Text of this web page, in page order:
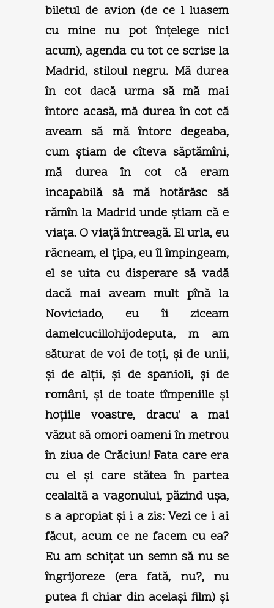
biletul de avion (de ce l luasem
cu mine nu pot înţelege nici
acum), agenda cu tot ce scrise la
Madrid, stiloul negru. Mă durea
în cot dacă urma să mă mai
întorc acasă, mă durea în cot că
aveam să mă întorc degeaba,
cum ştiam de cîteva săptămîni,
mă durea în cot că eram
incapabilă să mă hotărăsc să
rămîn la Madrid unde ştiam că e
viaţa. O viaţă întreagă. El urla, eu
răcneam, el ţipa, eu îl împingeam,
el se uita cu disperare să vadă
dacă mai aveam mult pînă la
Noviciado, eu îi ziceam
damelcucillohijodeputa, m am
săturat de voi de toţi, şi de unii,
şi de alţii, şi de spanioli, şi de
români, şi de toate tîmpeniile şi
hoţiile voastre, dracu’ a mai
văzut să omori oameni în metrou
în ziua de Crăciun! Fata care era
cu el şi care stătea în partea
cealaltă a vagonului, păzind uşa,
s a apropiat şi i a zis: Vezi ce i ai
făcut, acum ce ne facem cu ea?
Eu am schiţat un semn să nu se
îngrijoreze (era fată, nu?, nu
putea fi chiar din acelaşi film) şi